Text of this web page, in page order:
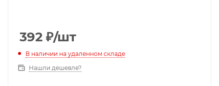
392 ₽/шт
В наличии на удаленном складе
Нашли дешевле?